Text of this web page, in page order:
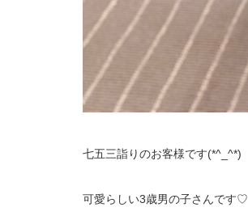
七五三詣りのお客様です(*^_^*)
可愛らしい3歳男の子さんです♡